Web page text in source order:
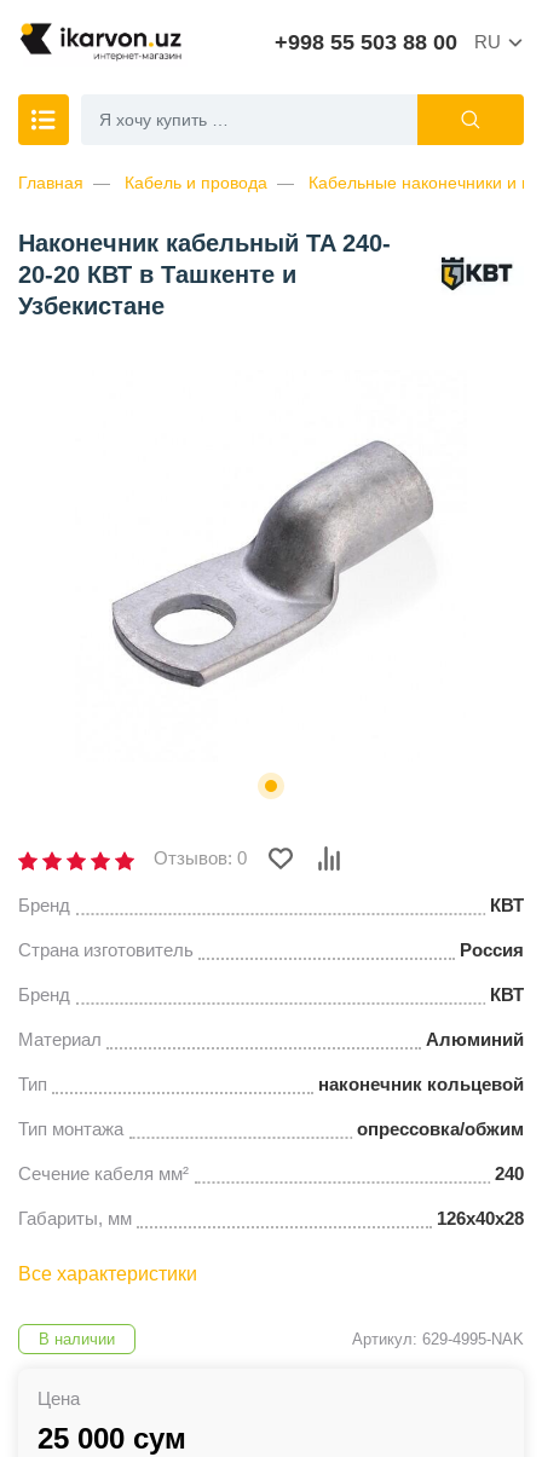
+998 55 503 88 00 RU
Главная Кабель и провода Кабельные наконечники и
Наконечник кабельный TA 240-
20-20 КВТ в Ташкенте и
Узбекистане
Отзывов: 0
Бренд КВТ
Страна изготовитель Россия
Бренд КВТ
Материал Алюминий
Тип наконечник кольцевой
Тип монтажа опрессовка/обжим
Сечение кабеля мм² 240
Габариты, мм 126х40х28
Все характеристики
В наличии Артикул: 629-4995-NAK
Цена
25 000 сум